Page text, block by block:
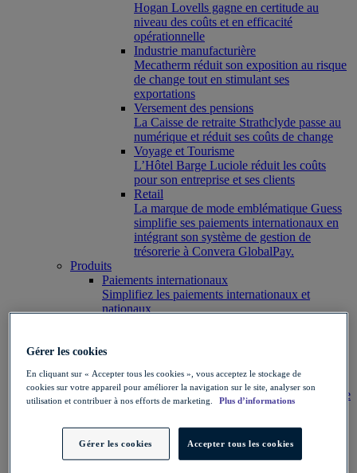
Hogan Lovells gagne en certitude au
niveau des coûts et en efficacité
opérationnelle
Industrie manufacturière
Mecatherm réduit son exposition au risque
de change tout en stimulant ses
exportations
Versement des pensions
La Caisse de retraite Strathclyde passe au
numérique et réduit ses coûts de change
Voyage et Tourisme
L’Hôtel Barge Luciole réduit les coûts
pour son entreprise et ses clients
Retail
La marque de mode emblématique Guess
simplifie ses paiements internationaux en
intégrant son système de gestion de
trésorerie à Convera GlobalPay.
Produits
Paiements internationaux
Simplifiez les paiements internationaux et
nationaux
Options de change
Swaps de devises
Achetez et vendez simultanément la même devise
avec deux dates de règlement distinctes
Aperçu
Découvrez comment Convera propose des
Gérer les cookies
En cliquant sur « Accepter tous les cookies », vous acceptez le stockage de
cookies sur votre appareil pour améliorer la navigation sur le site, analyser son
utilisation et contribuer à nos efforts de marketing.
Plus d’informations
Gérer les cookies Accepter tous les cookies